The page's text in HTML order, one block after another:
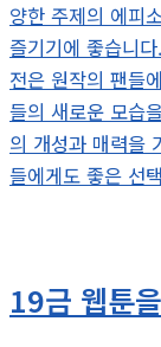
양한 주제의 에피
즐기기에 좋습니
전은 원작의 팬들
들의 새로운 모습
의 개성과 매력을
들에게도 좋은 선
19금 웹툰